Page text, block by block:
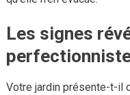
Les signes
Votre jardin présente-t-il